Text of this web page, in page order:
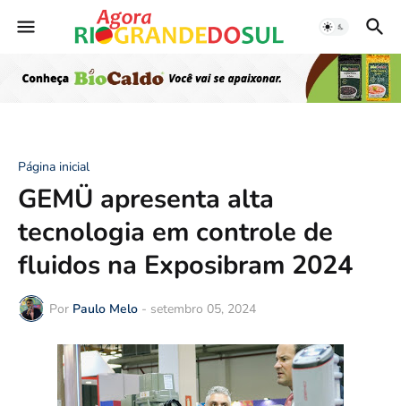
Página inicial
GEMÜ apresenta alta
tecnologia em controle de
fluidos na Exposibram 2024
Por Paulo Melo - setembro 05, 2024